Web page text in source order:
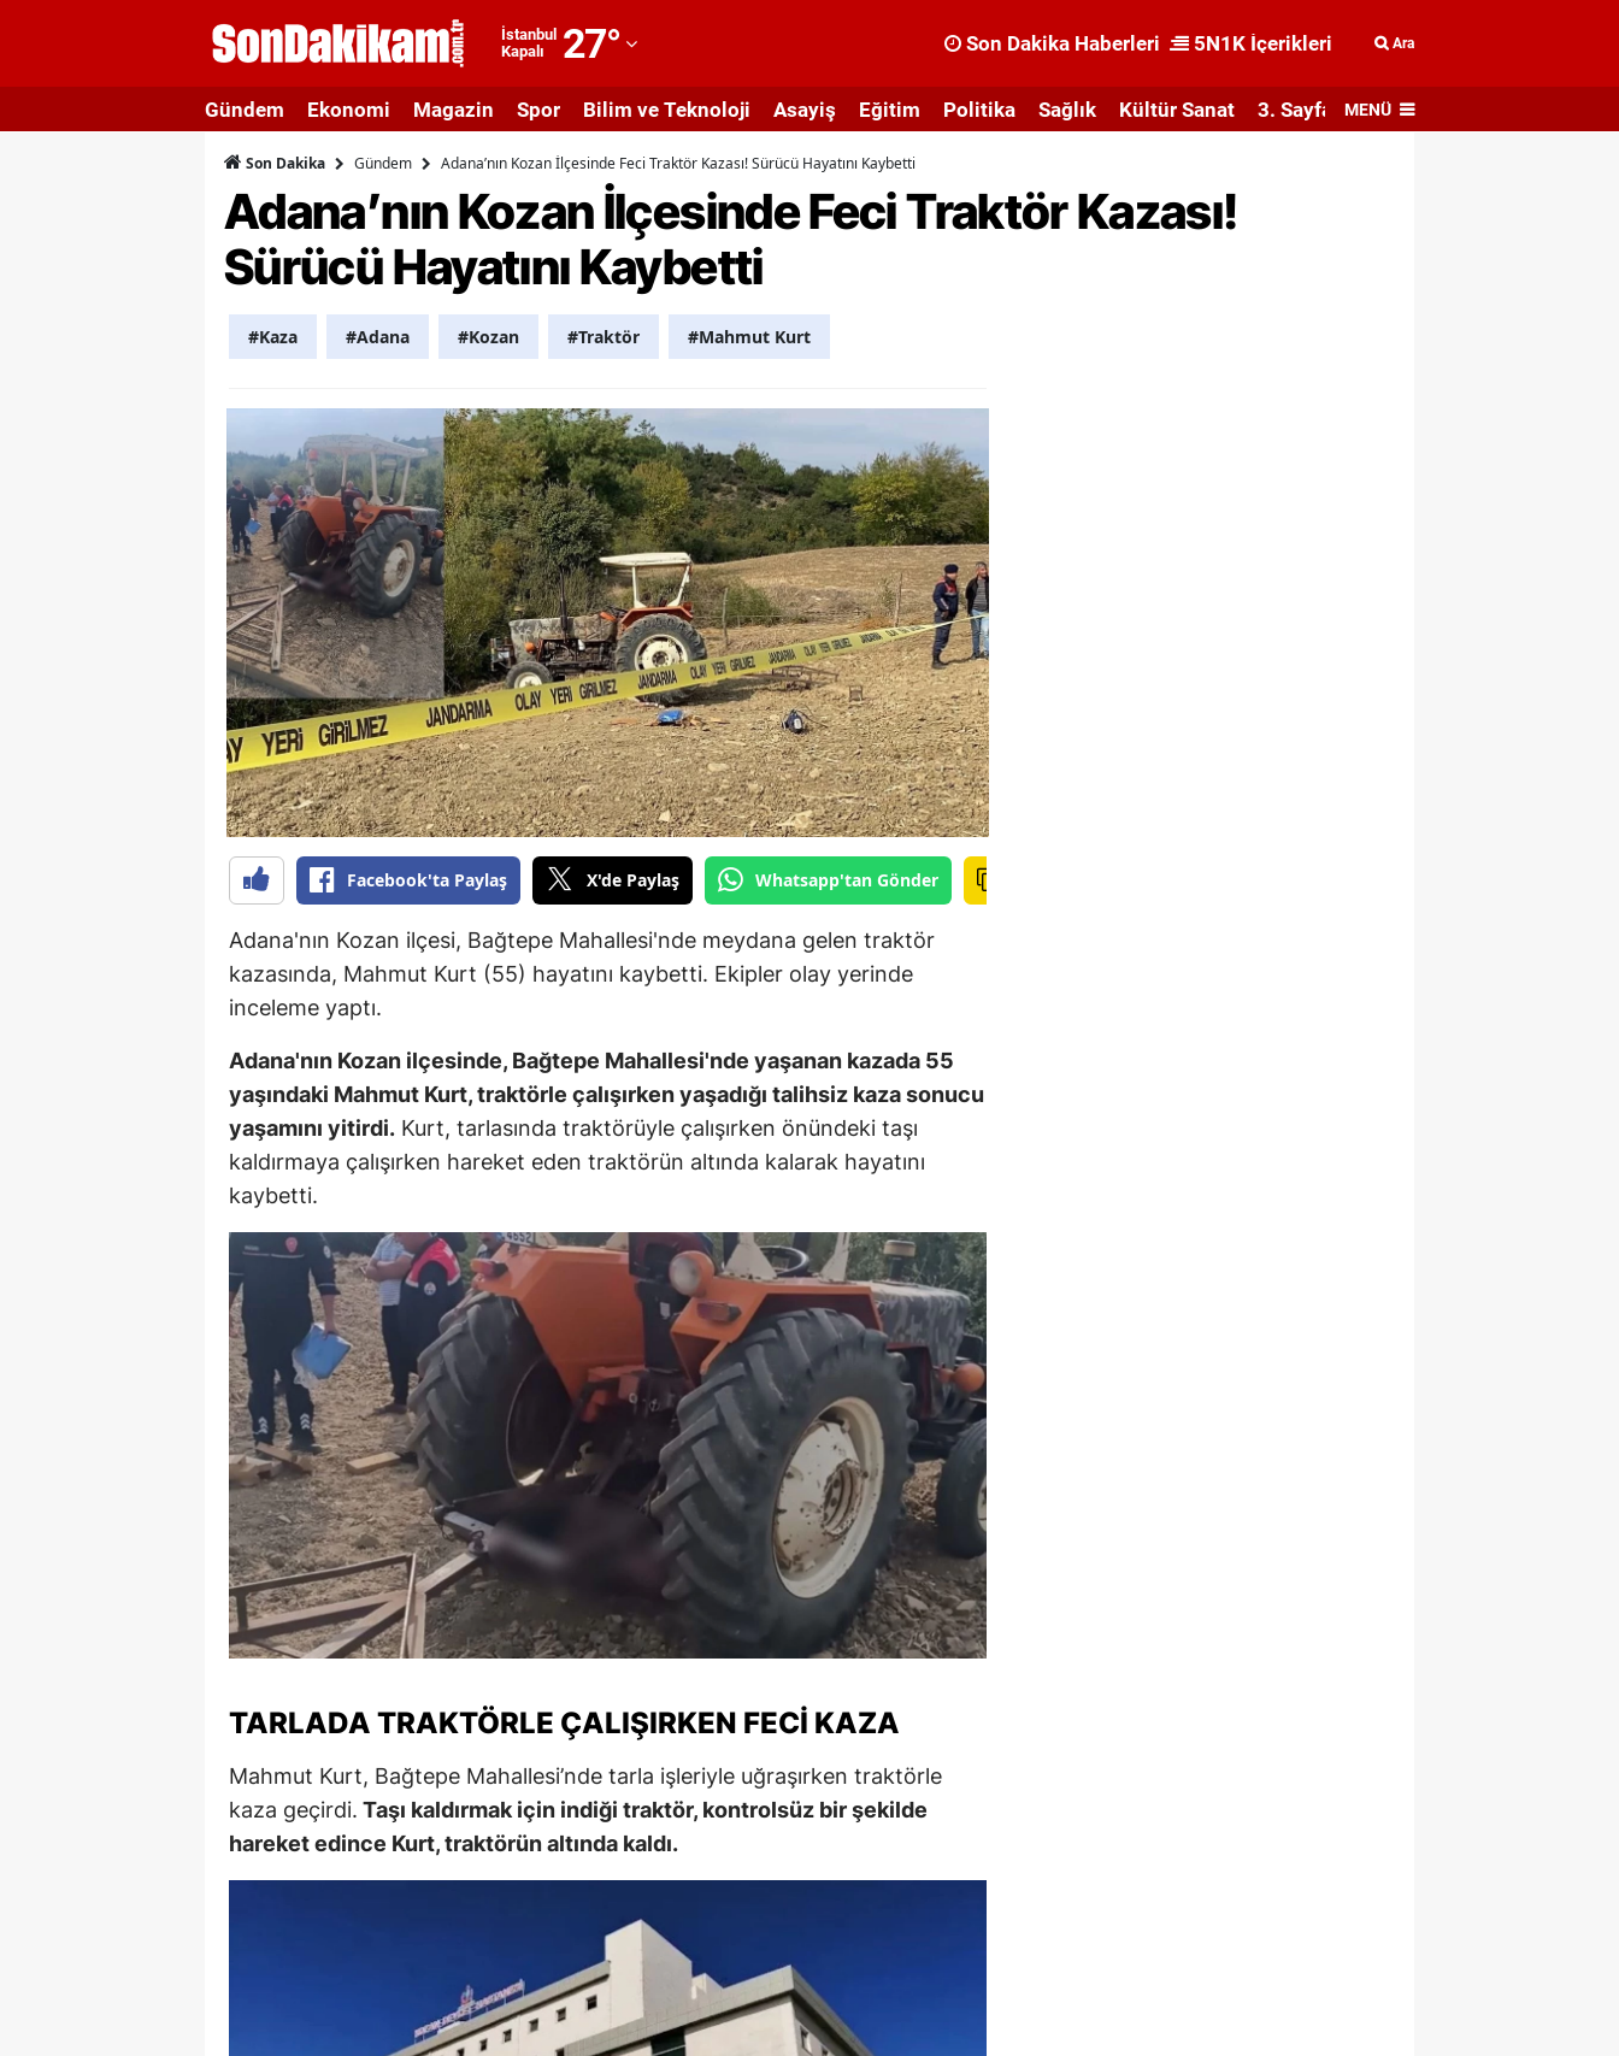
İstanbul
Kapalı
27°
Adıyaman
Afyonkarahisar
Ağrı
Amasya
Ankara
Artvin
Aydın
Balıkesir
Bilecik
Bingöl
Bitlis
Bolu
Burdur
Bursa
Çanakkale
Çankırı
Çorum
Diyarbakır
Edirne
Elazığ
Erzurum
Eskişehir
Gaziantep
Giresun
Gümüşhane
Hatay
Isparta
Mersin
Kars
Kastamonu
Kırşehir
Kocaeli
Son Dakika Haberleri 5N1K İçerikleri Ara
Gündem Ekonomi Magazin Spor Bilim ve Teknoloji Asayiş Eğitim Politika Sağlık Kültür Sanat 3. Sayfa MENÜ
Son Dakika Gündem Adana’nın Kozan İlçesinde Feci Traktör Kazası! Sürücü Hayatını Kaybetti
Adana’nın Kozan İlçesinde Feci Traktör Kazası!
Sürücü Hayatını Kaybetti
#Kaza #Adana #Kozan #Traktör #Mahmut Kurt
Facebook'ta Paylaş X'de Paylaş Whatsapp'tan Gönder
Adana'nın Kozan ilçesi, Bağtepe Mahallesi'nde meydana gelen traktör
kazasında, Mahmut Kurt (55) hayatını kaybetti. Ekipler olay yerinde
inceleme yaptı.
Adana'nın Kozan ilçesinde, Bağtepe Mahallesi'nde yaşanan kazada 55
yaşındaki Mahmut Kurt, traktörle çalışırken yaşadığı talihsiz kaza sonucu
yaşamını yitirdi. Kurt, tarlasında traktörüyle çalışırken önündeki taşı
kaldırmaya çalışırken hareket eden traktörün altında kalarak hayatını
kaybetti.
TARLADA TRAKTÖRLE ÇALIŞIRKEN FECI KAZA
Mahmut Kurt, Bağtepe Mahallesi’nde tarla işleriyle uğraşırken traktörle
kaza geçirdi. Taşı kaldırmak için indiği traktör, kontrolsüz bir şekilde
hareket edince Kurt, traktörün altında kaldı.